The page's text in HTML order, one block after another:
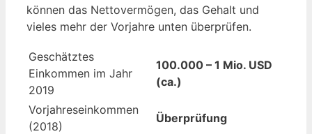
können das Nettovermögen, das Gehalt und
vieles mehr der Vorjahre unten überprüfen.
Geschätztes
Einkommen im Jahr
2019
100.000 – 1 Mio. USD
(ca.)
Vorjahreseinkommen
(2018)
Überprüfung